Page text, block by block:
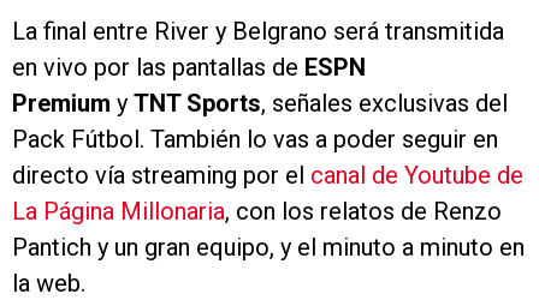
La final entre River y Belgrano será transmitida
en vivo por las pantallas de ESPN
Premium y TNT Sports, señales exclusivas del
Pack Fútbol. También lo vas a poder seguir en
directo vía streaming por el canal de Youtube de
La Página Millonaria, con los relatos de Renzo
Pantich y un gran equipo, y el minuto a minuto en
la web.